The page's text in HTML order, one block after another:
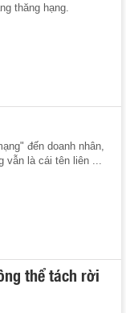
thăng hạng.
đến doanh nhân,
vẫn là cái tên liên ...
thể tách rời